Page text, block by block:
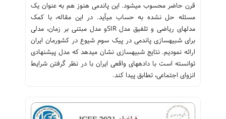
قرن حاضر محسوب میشود. این پاندمی هنوز هم به عنوان یک
مسئله حل نشده به حساب میآید. در این مقاله، با کمک
مدلهای ریاضی و تلفیق مدل SIRو مدل مبتنی بر زمان، مدلی
برای شبیهسازی پاندمی در پیک سوم شیوع در کشورمان ایران
ارائه نمودیم. نتایج شبیهسازی نشان میدهد که مدل پیشنهادی
توانسته است با دادههای واقعی ایران با در نظر گرفتن شرایط
انزوای اجتماعی، تطابق پیدا کند.